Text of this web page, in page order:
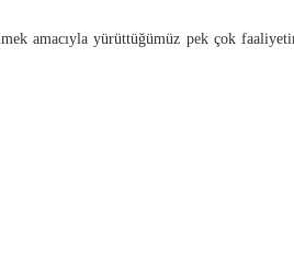
amacıyla yürüttüğümüz pek çok